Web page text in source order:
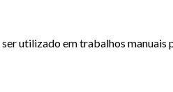
utilizado em trabalhos manuais